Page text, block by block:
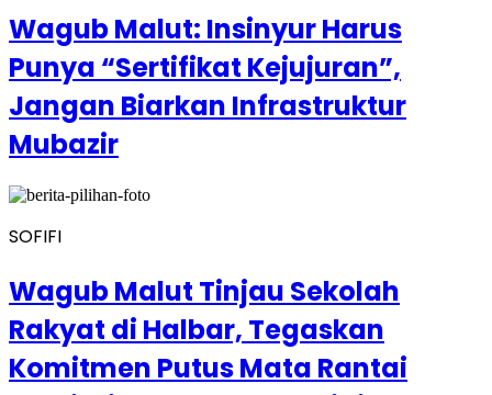
Wagub Malut: Insinyur Harus
Punya “Sertifikat Kejujuran”,
Jangan Biarkan Infrastruktur
Mubazir
SOFIFI
Wagub Malut Tinjau Sekolah
Rakyat di Halbar, Tegaskan
Komitmen Putus Mata Rantai